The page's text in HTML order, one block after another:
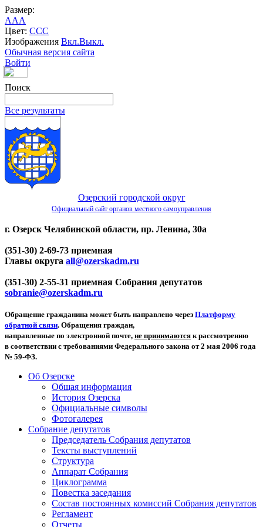
Размер:
AAA
Цвет: CCC
Изображения Вкл.Выкл.
Обычная версия сайта
Войти
Поиск
Все результаты
Озерский городской округ
Официальный сайт органов местного самоуправления
г. Озерск Челябинской области, пр. Ленина, 30а
(351-30) 2-69-73 приемная
Главы округа all@ozerskadm.ru
(351-30) 2-55-31 приемная Собрания депутатов
sobranie@ozerskadm.ru
Обращение гражданина может быть направлено через Платформу
обратной связи. Обращения граждан,
направленные по электронной почте, не принимаются к рассмотрению
в соответствии с требованиями Федерального закона от 2 мая 2006 года
№ 59-ФЗ.
Об Озерске
Общая информация
История Озерска
Официальные символы
Фотогалерея
Собрание депутатов
Председатель Собрания депутатов
Тексты выступлений
Структура
Аппарат Собрания
Циклограмма
Повестка заседания
Состав постоянных комиссий Собрания депутатов
Регламент
Отчеты